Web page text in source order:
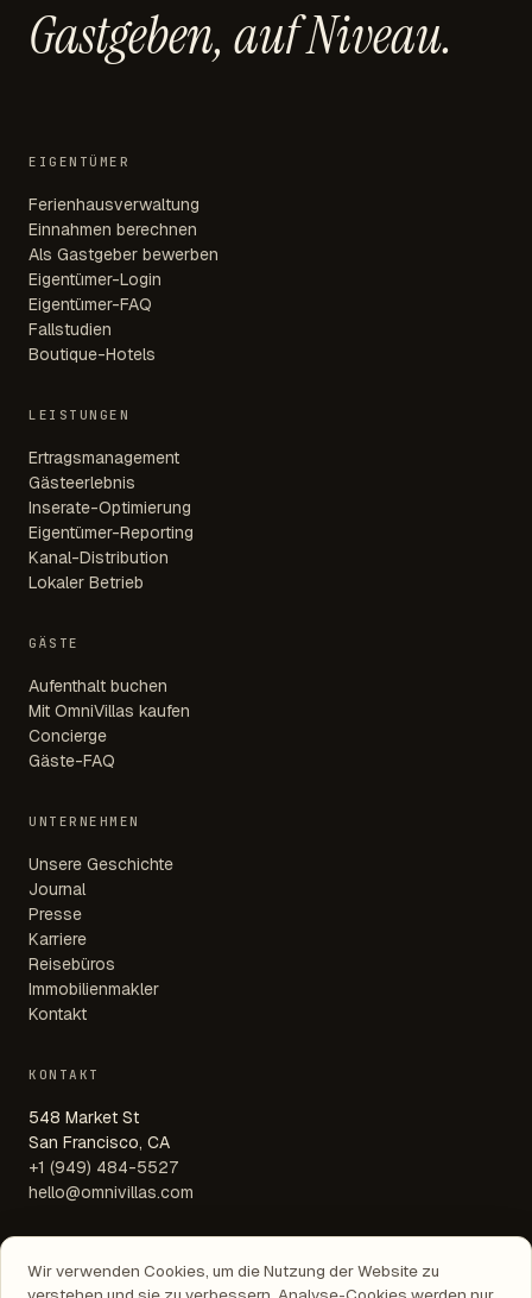
Gastgeben, auf Niveau.
EIGENTÜMER
Ferienhausverwaltung
Einnahmen berechnen
Als Gastgeber bewerben
Eigentümer-Login
Eigentümer-FAQ
Fallstudien
Boutique-Hotels
LEISTUNGEN
Ertragsmanagement
Gästeerlebnis
Inserate-Optimierung
Eigentümer-Reporting
Kanal-Distribution
Lokaler Betrieb
GÄSTE
Aufenthalt buchen
Mit OmniVillas kaufen
Concierge
Gäste-FAQ
UNTERNEHMEN
Unsere Geschichte
Journal
Presse
Karriere
Reisebüros
Immobilienmakler
Kontakt
KONTAKT
548 Market St
San Francisco, CA
+1 (949) 484-5527
hello@omnivillas.com
Wir verwenden Cookies, um die Nutzung der Website zu